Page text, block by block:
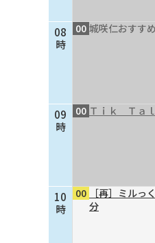
08
時
09
時
10
時
00 城咲仁おすす
00 Ｔｉｋ Ｔａ
00
［再］ミル
分